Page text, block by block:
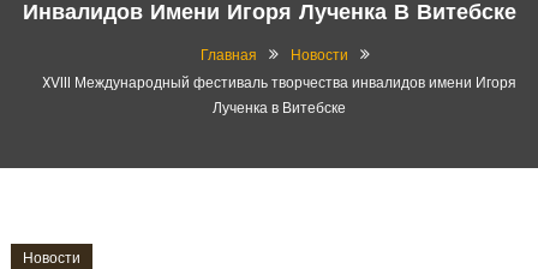
Инвалидов Имени Игоря Лученка В Витебске
Главная
Новости
XVIII Международный фестиваль творчества инвалидов имени Игоря
Лученка в Витебске
Новости